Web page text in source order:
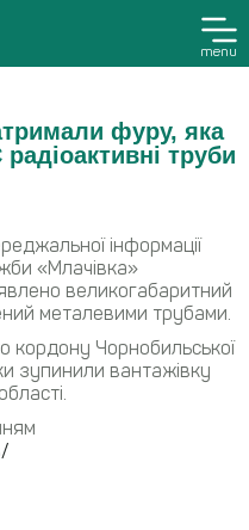
menu
фуру, яка
труби
інформації
«Млачівка»
великогабаритний
металевими трубами.
кордону Чорнобильської
зупинили вантажівку